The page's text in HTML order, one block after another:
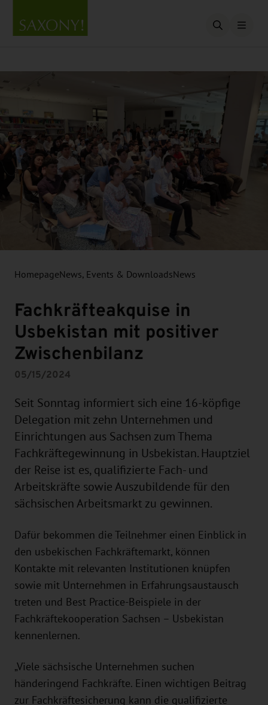
Open
HomepageNews, Events & DownloadsNews
Fachkräfteakquise in
Usbekistan mit positiver
Zwischenbilanz
05/15/2024
Seit Sonntag informiert sich eine 16-köpfige
Delegation mit zehn Unternehmen und
Einrichtungen aus Sachsen zum Thema
Fachkräftegewinnung in Usbekistan. Hauptziel
der Reise ist es, qualifizierte Fach- und
Arbeitskräfte sowie Auszubildende für den
sächsischen Arbeitsmarkt zu gewinnen.
Dafür bekommen die Teilnehmer einen Einblick in
den usbekischen Fachkräftemarkt, können
Kontakte mit relevanten Institutionen knüpfen
sowie mit Unternehmen in Erfahrungsaustausch
treten und Best Practice-Beispiele in der
Fachkräftekooperation Sachsen – Usbekistan
kennenlernen.
„Viele sächsische Unternehmen suchen
händeringend Fachkräfte. Einen wichtigen Beitrag
zur Fachkräftesicherung kann die qualifizierte